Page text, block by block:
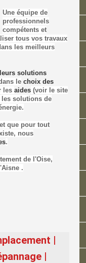
Une équipe de
professionnels
compétents et
tous vos travaux
les meilleurs
solutions
le choix des
lesaides (voir le site
les solutions de
que pour tout
nous
.
de l'Oise,
.
|
|